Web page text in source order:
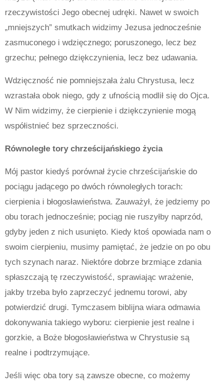
rzeczywistości Jego obecnej udręki. Nawet w swoich
„mniejszych” smutkach widzimy Jezusa jednocześnie
zasmuconego i wdzięcznego; poruszonego, lecz bez
grzechu; pełnego dziękczynienia, lecz bez udawania.
Wdzięczność nie pomniejszała żalu Chrystusa, lecz
wzrastała obok niego, gdy z ufnością modlił się do Ojca.
W Nim widzimy, że cierpienie i dziękczynienie mogą
współistnieć bez sprzeczności.
Równoległe tory chrześcijańskiego życia
Mój pastor kiedyś porównał życie chrześcijańskie do
pociągu jadącego po dwóch równoległych torach:
cierpienia i błogosławieństwa. Zauważył, że jedziemy po
obu torach jednocześnie; pociąg nie ruszyłby naprzód,
gdyby jeden z nich usunięto. Kiedy ktoś opowiada nam o
swoim cierpieniu, musimy pamiętać, że jedzie on po obu
tych szynach naraz. Niektóre dobrze brzmiące zdania
spłaszczają tę rzeczywistość, sprawiając wrażenie,
jakby trzeba było zaprzeczyć jednemu torowi, aby
potwierdzić drugi. Tymczasem biblijna wiara odmawia
dokonywania takiego wyboru: cierpienie jest realne i
gorzkie, a Boże błogosławieństwa w Chrystusie są
realne i podtrzymujące.
Jeśli więc oba tory są zawsze obecne, co możemy